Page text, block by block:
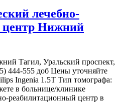
лечебно-
центр Нижний
Тагил, Уральский проспект,
444-555 доб Цены уточняйте
Ingenia 1.5T Тип томографа:
в больнице/клинике
реабилитационный центр в